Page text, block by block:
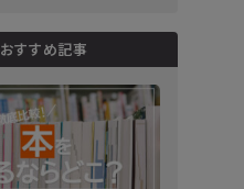
おすすめ記事